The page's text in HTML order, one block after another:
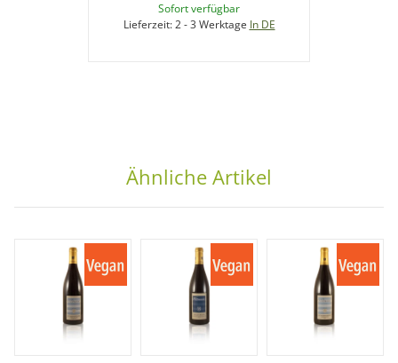
Sofort verfügbar
Lieferzeit:2 - 3 Werktage In DE
Ähnliche Artikel